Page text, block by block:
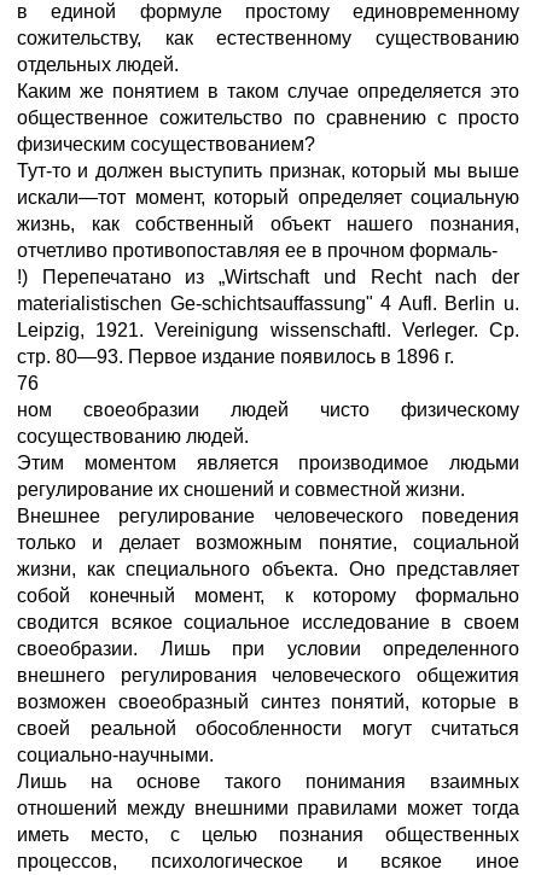
в единой формуле простому единовременному
сожительству, как естественному существованию
отдельных людей.
Каким же понятием в таком случае определяется это
общественное сожительство по сравнению с просто
физическим сосуществованием?
Тут-то и должен выступить признак, который мы выше
искали—тот момент, который определяет социальную
жизнь, как собственный объект нашего познания,
отчетливо противопоставляя ее в прочном формаль-
!) Перепечатано из „Wirtschaft und Recht nach der
materialistischen Ge-schichtsauffassung" 4 Aufl. Berlin u.
Leipzig, 1921. Vereinigung wissenschaftl. Verleger. Ср.
стр. 80—93. Первое издание появилось в 1896 г.
76
ном своеобразии людей чисто физическому
сосуществованию людей.
Этим моментом является производимое людьми
регулирование их сношений и совместной жизни.
Внешнее регулирование человеческого поведения
только и делает возможным понятие, социальной
жизни, как специального объекта. Оно представляет
собой конечный момент, к которому формально
сводится всякое социальное исследование в своем
своеобразии. Лишь при условии определенного
внешнего регулирования человеческого общежития
возможен своеобразный синтез понятий, которые в
своей реальной обособленности могут считаться
социально-научными.
Лишь на основе такого понимания взаимных
отношений между внешними правилами может тогда
иметь место, с целью познания общественных
процессов, психологическое и всякое иное